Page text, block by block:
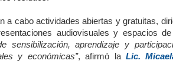
a cabo actividades abiertas y gratuitas,
audiovisuales y espacios
sensibilización, aprendizaje y
y económicas”, afirmó laLic.